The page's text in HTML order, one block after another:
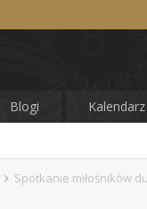
Blogi Kalendarz
Spotkanie miłośników